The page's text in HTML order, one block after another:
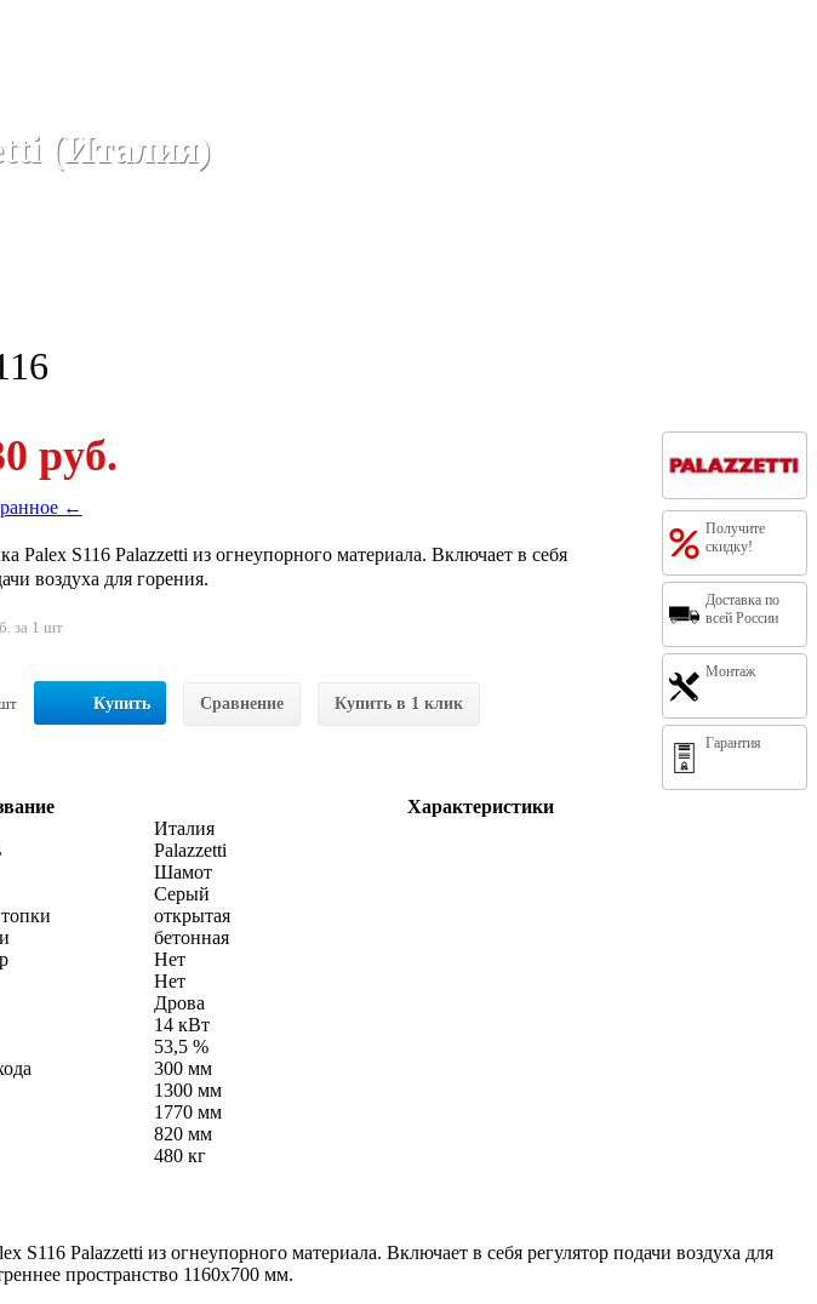
(Италия)
Получите
скидку!
Доставка по
всей России
Монтаж
Гарантия
руб.
←
Palex S116 Palazzetti из огнеупорного материала. Включает в себя
воздуха для горения.
за 1 шт
Купить Сравнение Купить в 1 клик
Характеристики
Италия
Palazzetti
Шамот
Серый
открытая
бетонная
Нет
Нет
Дрова
14 кВт
53,5 %
300 мм
1300 мм
1770 мм
820 мм
480 кг
S116 Palazzetti из огнеупорного материала. Включает в себя регулятор подачи воздуха для
пространство 1160x700 мм.